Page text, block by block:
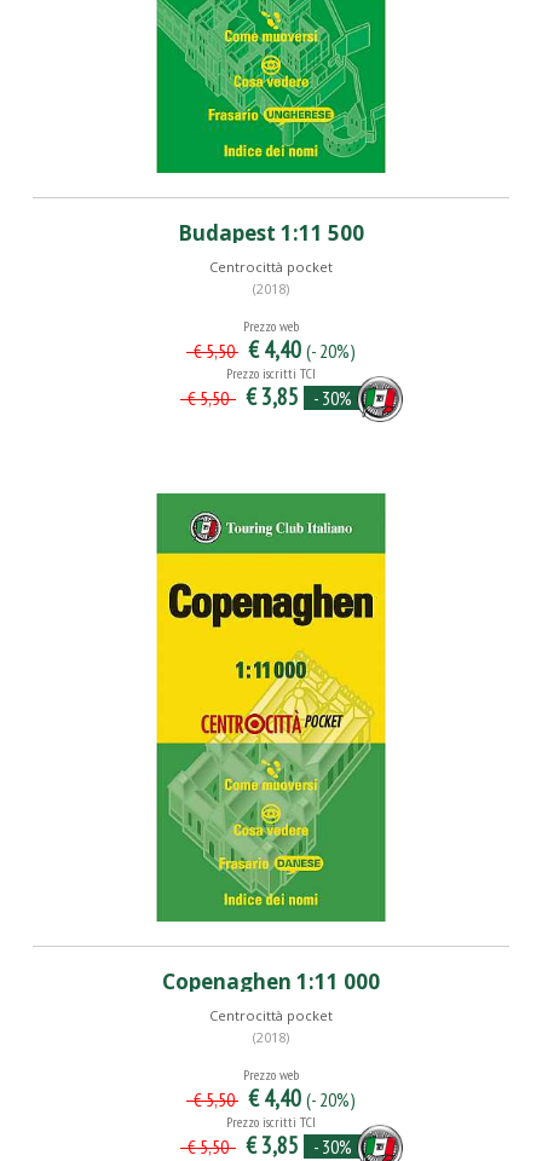
Budapest 1:11 500
Centrocittà pocket
(2018)
Prezzo web
€ 5,50 € 4,40 (- 20%)
Prezzo iscritti TCI
€ 5,50 € 3,85 - 30%
Copenaghen 1:11 000
Centrocittà pocket
(2018)
Prezzo web
€ 5,50 € 4,40 (- 20%)
Prezzo iscritti TCI
€ 5,50 € 3,85 - 30%